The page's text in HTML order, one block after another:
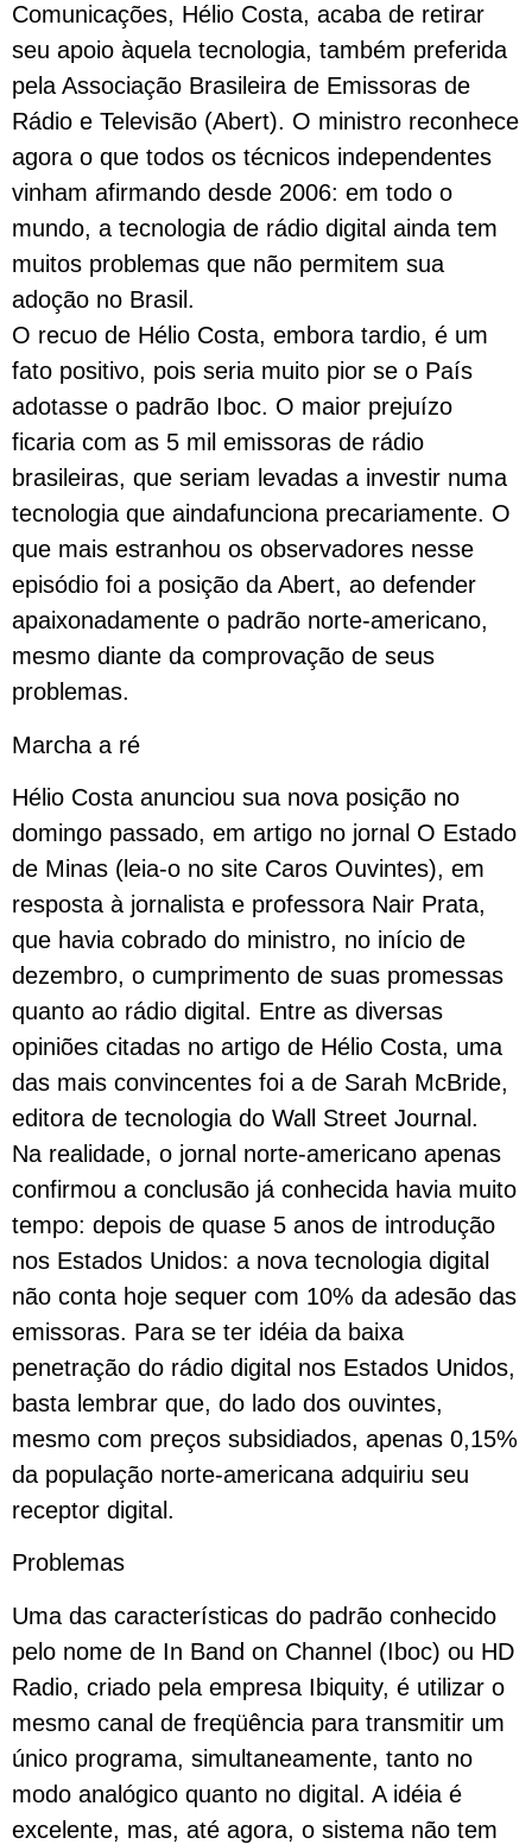
Comunicações, Hélio Costa, acaba de retirar
seu apoio àquela tecnologia, também preferida
pela Associação Brasileira de Emissoras de
Rádio e Televisão (Abert). O ministro reconhece
agora o que todos os técnicos independentes
vinham afirmando desde 2006: em todo o
mundo, a tecnologia de rádio digital ainda tem
muitos problemas que não permitem sua
adoção no Brasil.
O recuo de Hélio Costa, embora tardio, é um
fato positivo, pois seria muito pior se o País
adotasse o padrão Iboc. O maior prejuízo
ficaria com as 5 mil emissoras de rádio
brasileiras, que seriam levadas a investir numa
tecnologia que aindafunciona precariamente. O
que mais estranhou os observadores nesse
episódio foi a posição da Abert, ao defender
apaixonadamente o padrão norte-americano,
mesmo diante da comprovação de seus
problemas.
Marcha a ré
Hélio Costa anunciou sua nova posição no
domingo passado, em artigo no jornal O Estado
de Minas (leia-o no site Caros Ouvintes), em
resposta à jornalista e professora Nair Prata,
que havia cobrado do ministro, no início de
dezembro, o cumprimento de suas promessas
quanto ao rádio digital. Entre as diversas
opiniões citadas no artigo de Hélio Costa, uma
das mais convincentes foi a de Sarah McBride,
editora de tecnologia do Wall Street Journal.
Na realidade, o jornal norte-americano apenas
confirmou a conclusão já conhecida havia muito
tempo: depois de quase 5 anos de introdução
nos Estados Unidos: a nova tecnologia digital
não conta hoje sequer com 10% da adesão das
emissoras. Para se ter idéia da baixa
penetração do rádio digital nos Estados Unidos,
basta lembrar que, do lado dos ouvintes,
mesmo com preços subsidiados, apenas 0,15%
da população norte-americana adquiriu seu
receptor digital.
Problemas
Uma das características do padrão conhecido
pelo nome de In Band on Channel (Iboc) ou HD
Radio, criado pela empresa Ibiquity, é utilizar o
mesmo canal de freqüência para transmitir um
único programa, simultaneamente, tanto no
modo analógico quanto no digital. A idéia é
excelente, mas, até agora, o sistema não tem